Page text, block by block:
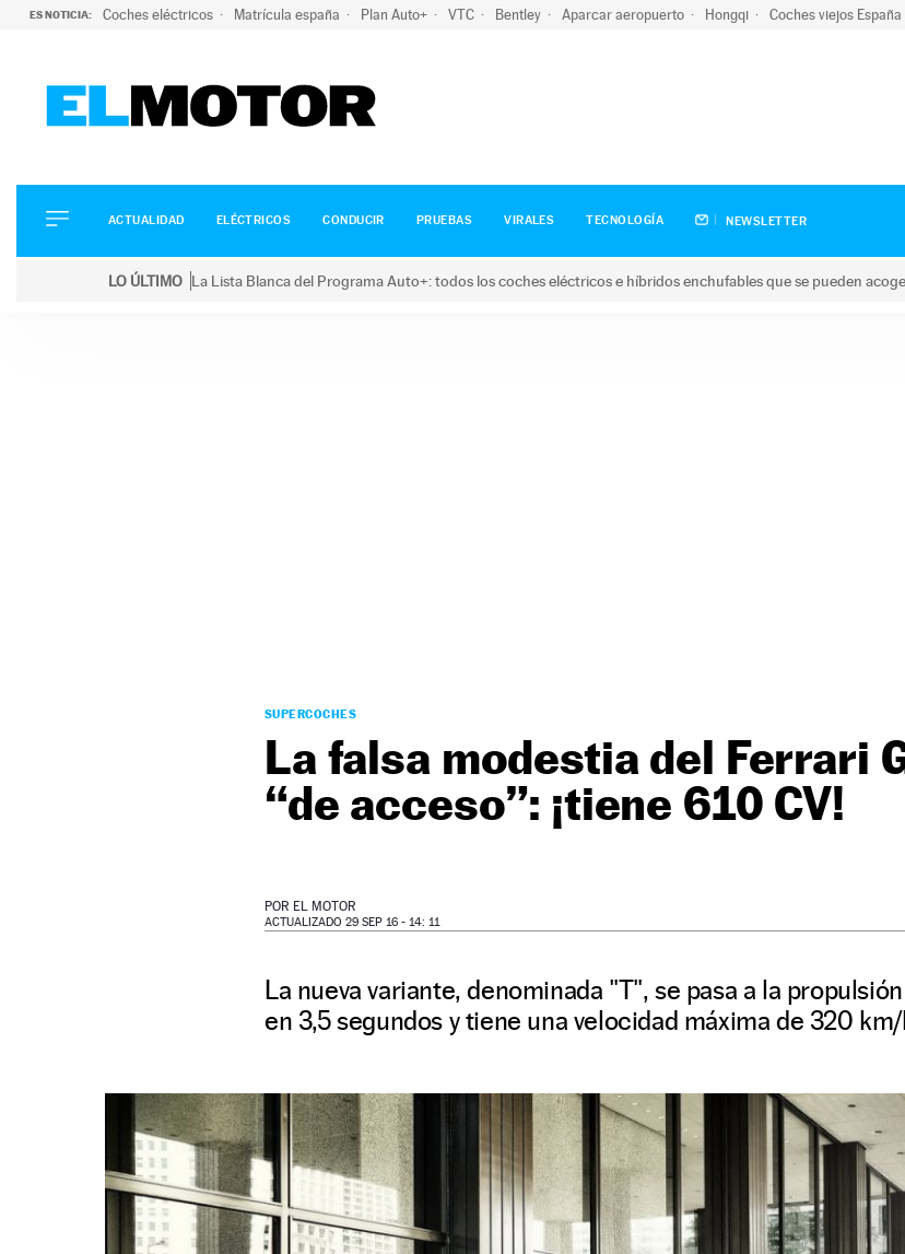
ES NOTICIA: Coches eléctricos Matrícula españa Plan Auto+ VTC Bentley Aparcar aeropuerto Hongqi Coches viejos España
ELÉCTRICOS
CONDUCIR
ACTUALIDAD ELÉCTRICOS CONDUCIR PRUEBAS VIRALES TECNOLOGÍA NEWSLETTER
LO ÚLTIMO La Lista Blanca del Programa Auto+: todos los coches eléctricos e híbridos enchufables que se pueden
SUPERCOCHES
La falsa modestia del Ferrari
“de acceso”: ¡tiene 610 CV!
POR EL MOTOR
ACTUALIZADO 29 SEP 16 - 14: 11
La nueva variante, denominada "T", se pasa a la
en 3,5 segundos y tiene una velocidad máxima de 320